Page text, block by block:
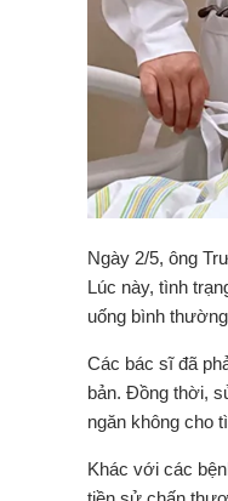
Ngày 2/5, ông
Lúc này, tình
uống bình
Các bác sĩ đã
bản. Đồng thời,
ngăn không cho
Khác với các